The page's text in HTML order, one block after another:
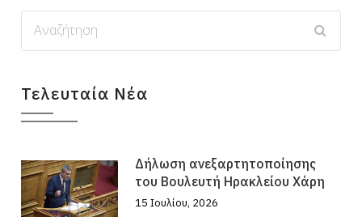
Τελευταία Νέα
Δήλωση ανεξαρτητοποίησης
του Βουλευτή Ηρακλείου Χάρη
15 Ιουλίου, 2026